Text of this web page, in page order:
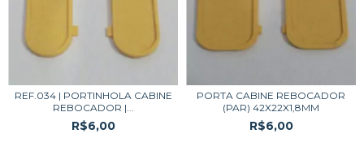
REF.034 | PORTINHOLA CABINE
REBOCADOR |...
R$6,00
PORTA CABINE REBOCADOR
(PAR) 42X22X1,8MM
R$6,00